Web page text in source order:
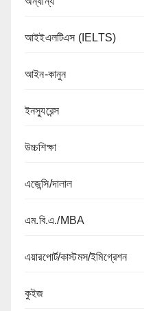
আইইএলটিএস (IELTS)
আইন-কানুন
ইনস্যুরেন্স
উচ্চশিক্ষা
এজেন্সি/দালাল
এম.বি.এ./MBA
এয়ারপোর্ট/কাস্টমস/ইমিগ্রেশন
কুইজ